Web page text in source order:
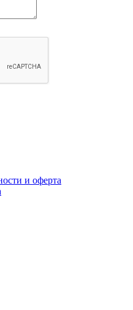
и оферта